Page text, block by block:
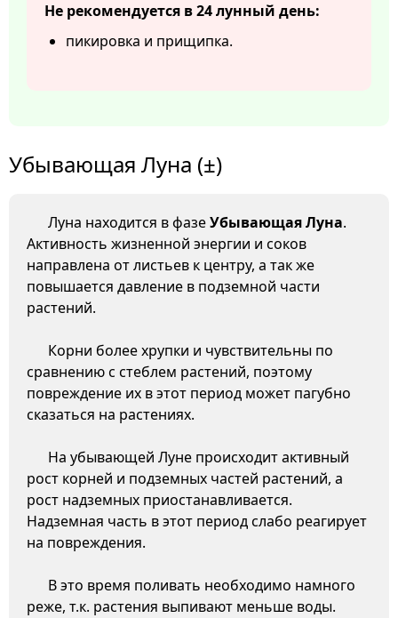
Не рекомендуется в 24 лунный день:
пикировка и прищипка.
Убывающая Луна (±)
Луна находится в фазеУбывающая Луна.
Активность жизненной энергии и соков
направлена от листьев к центру, а так же
повышается давление в подземной части
растений.
Корни более хрупки и чувствительны по
сравнению с стеблем растений, поэтому
повреждение их в этот период может пагубно
сказаться на растениях.
На убывающей Луне происходит активный
рост корней и подземных частей растений, а
рост надземных приостанавливается.
Надземная часть в этот период слабо реагирует
на повреждения.
В это время поливать необходимо намного
реже, т.к. растения выпивают меньше воды.